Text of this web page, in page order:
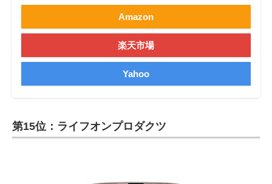
Amazon
楽天市場
Yahoo
第15位：ライフオンプロダクツ